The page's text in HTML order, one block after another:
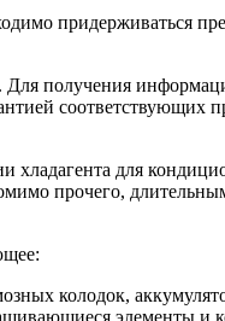
придерживаться
получения
соответствующих
хладагента для
прочего,
колодок,
элементы и